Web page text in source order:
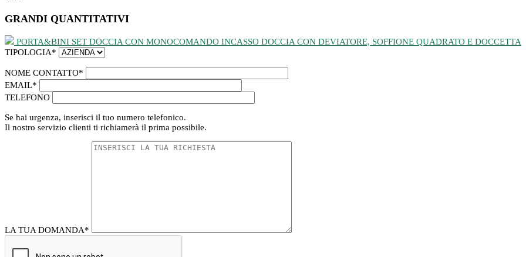
GRANDI QUANTITATIVI
PORTA&BINI SET DOCCIA CON MONOCOMANDO INCASSO DOCCIA CON DEVIATORE, SOFFIONE QUADRATO E DOCCETTA
TIPOLOGIA*
NOME CONTATTO*
EMAIL*
TELEFONO
Se hai urgenza, inserisci il tuo numero telefonico.
Il nostro servizio clienti ti richiamerà il prima possibile.
LA TUA DOMANDA*